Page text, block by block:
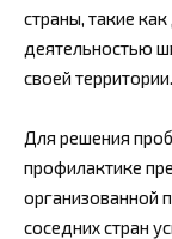
страны, такие
деятельностью
своей территории.
Для решения
профилактике
организованной
соседних стран